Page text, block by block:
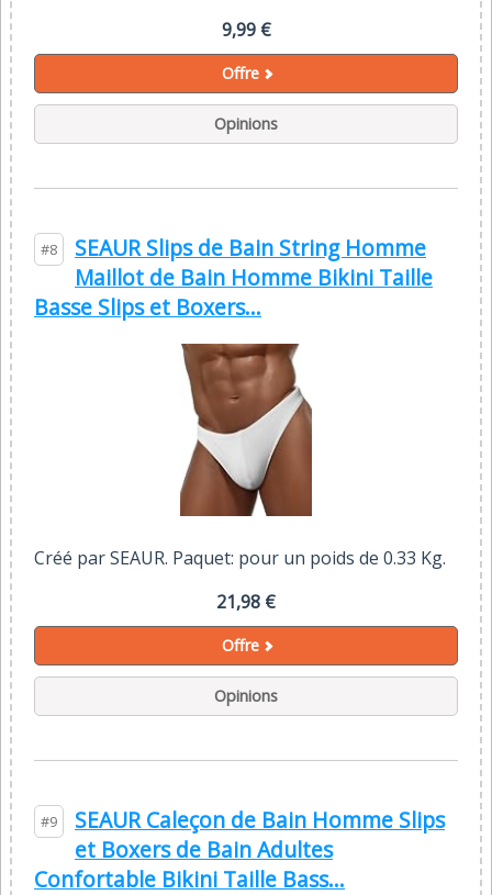
9,99 €
Offre
Opinions
#8
SEAUR Slips de Bain String Homme
Maillot de Bain Homme Bikini Taille
Basse Slips et Boxers...
Créé par SEAUR. Paquet: pour un poids de 0.33 Kg.
21,98 €
Offre
Opinions
#9
SEAUR Caleçon de Bain Homme Slips
et Boxers de Bain Adultes
Confortable Bikini Taille Bass...